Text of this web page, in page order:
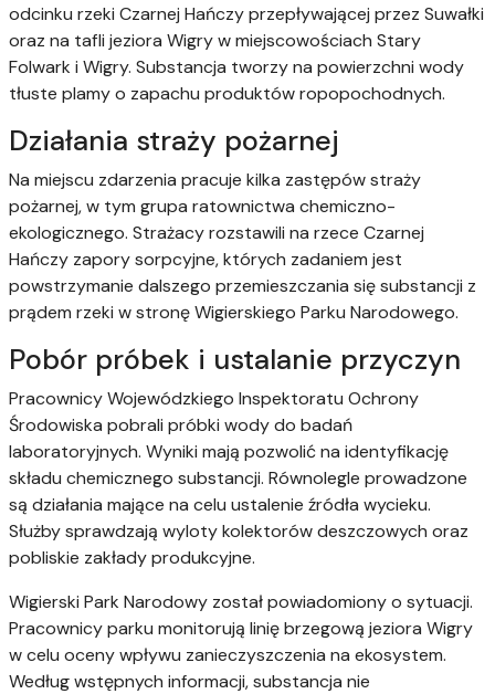
odcinku rzeki Czarnej Hańczy przepływającej przez Suwałki
oraz na tafli jeziora Wigry w miejscowościach Stary
Folwark i Wigry. Substancja tworzy na powierzchni wody
tłuste plamy o zapachu produktów ropopochodnych.
Działania straży pożarnej
Na miejscu zdarzenia pracuje kilka zastępów straży
pożarnej, w tym grupa ratownictwa chemiczno-
ekologicznego. Strażacy rozstawili na rzece Czarnej
Hańczy zapory sorpcyjne, których zadaniem jest
powstrzymanie dalszego przemieszczania się substancji z
prądem rzeki w stronę Wigierskiego Parku Narodowego.
Pobór próbek i ustalanie przyczyn
Pracownicy Wojewódzkiego Inspektoratu Ochrony
Środowiska pobrali próbki wody do badań
laboratoryjnych. Wyniki mają pozwolić na identyfikację
składu chemicznego substancji. Równolegle prowadzone
są działania mające na celu ustalenie źródła wycieku.
Służby sprawdzają wyloty kolektorów deszczowych oraz
pobliskie zakłady produkcyjne.
Wigierski Park Narodowy został powiadomiony o sytuacji.
Pracownicy parku monitorują linię brzegową jeziora Wigry
w celu oceny wpływu zanieczyszczenia na ekosystem.
Według wstępnych informacji, substancja nie